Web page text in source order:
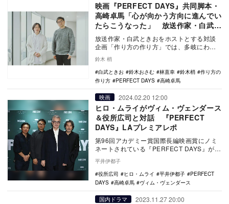
映画『PERFECT DAYS』共同脚本・
高崎卓馬「心が向かう方向に進んでい
たらこうなった」 放送作家・白武と
きおに語る“完成までの道のり”
放送作家・白武ときおをホストとする対談
企画「作り方の作り方」では、多岐にわた
メ業界の進むべ…
鈴木 梢
白武ときお
鈴木おさむ 林直幸 鈴木梢
作り方の
作り方
PERFECT DAYS 高崎卓馬
映画 2024.02.20 12:00
ヒロ・ムライがヴィム・ヴェンダース
＆役所広司と対話 『PERFECT
DAYS』LAプレミアレポ
第96回アカデミー賞国際長編映画賞にノミ
ネートされている『PERFECT DAYS』が、
2月7日に北米でも公開となり、ロサンゼ
ル…
平井伊都子
役所広司
ヒロ・ムライ 平井伊都子
PERFECT
DAYS
高崎卓馬 ヴィム・ヴェンダース
国内ドラマ 2023.11.27 20:00